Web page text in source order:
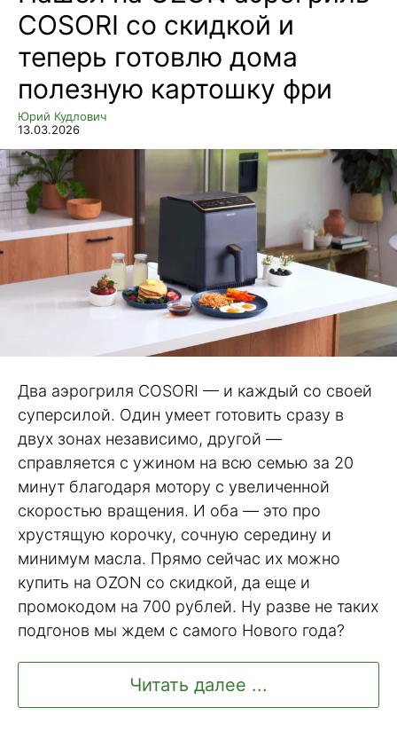
COSORI со скидкой и
теперь готовлю дома
полезную картошку фри
Юрий Кудлович
13.03.2026
Два аэрогриля COSORI — и каждый со своей
суперсилой. Один умеет готовить сразу в
двух зонах независимо, другой —
справляется с ужином на всю семью за 20
минут благодаря мотору с увеличенной
скоростью вращения. И оба — это про
хрустящую корочку, сочную середину и
минимум масла. Прямо сейчас их можно
купить на OZON со скидкой, да еще и
промокодом на 700 рублей. Ну разве не таких
подгонов мы ждем с самого Нового года?
Читать далее ...